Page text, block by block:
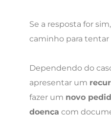
Se a resposta for
caminho para
Dependendo do
apresentar um
fazer um novo
doença com